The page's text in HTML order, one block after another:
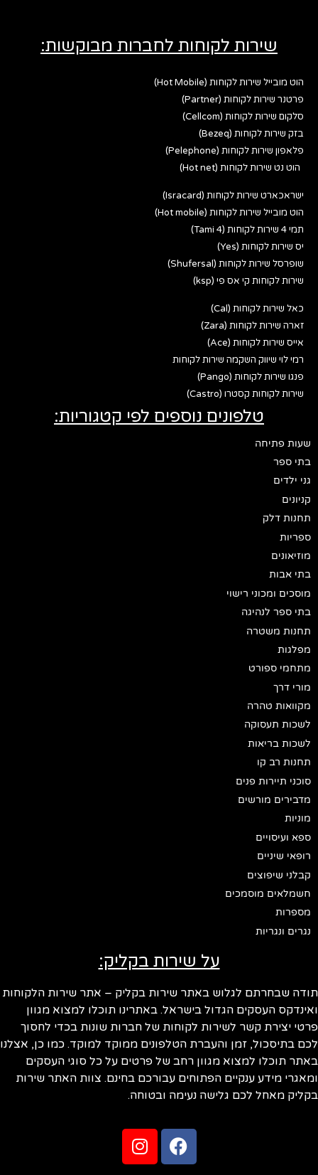
שירות לקוחות לחברות מבוקשות:
הוט מובייל שירות לקוחות (Hot Mobile)
פרטנר שירות לקוחות (Partner)
סלקום שירות לקוחות (Cellcom)
בזק שירות לקוחות (Bezeq)
פלאפון שירות לקוחות (Pelephone)
הוט נט שירות לקוחות (Hot net)
ישראכארט שירות לקוחות (Isracard)
הוט מובייל שירות לקוחות (Hot mobile)
תמי 4 שירות לקוחות (Tami 4)
יס שירות לקוחות (Yes)
שופרסל שירות לקוחות (Shufersal)
שירות לקוחות קי אס פי (ksp)
כאל שירות לקוחות (Cal)
זארה שירות לקוחות (Zara)
אייס שירות לקוחות (Ace)
רמי לוי שיווק השקמה שירות לקוחות
פנגו שירות לקוחות (Pango)
שירות לקוחות קסטרו (Castro)
טלפונים נוספים לפי קטגוריות:
שעות פתיחה
בתי ספר
גני ילדים
קניונים
תחנות דלק
ספריות
מוזיאונים
בתי אבות
מוסכים ומכוני רישוי
בתי ספר לנהיגה
תחנות משטרה
מפלגות
מתחמי ספורט
מורי דרך
מקוואות טהרה
לשכות תעסוקה
לשכות בריאות
תחנות רב קו
סוכני תיירות פנים
מדבירים מורשים
מוניות
ספא ועיסויים
רופאי שיניים
קבלני שיפוצים
חשמלאים מוסמכים
מספרות
נגרים ונגריות
על שירות בקליק:
שבחרתם לגלוש באתר שירות בקליק – אתר שירות הלקוחות
העסקים הגדול בישראל. באתרינו תוכלו למצוא מגוון
יצירת קשר לשירות לקוחות של חברות שונות בכדי לחסוך
בתיסכול, זמן והעברת הטלפונים ממוקד למוקד. כמו כן, אצלנו
תוכלו למצוא מגוון רחב של פרטים על כל סוגי העסקים
מידע ענקיים הפתוחים עבורכם בחינם. צוות האתר שירות
מאחל לכם גלישה נעימה ובטוחה.